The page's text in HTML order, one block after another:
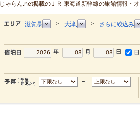
じゃらん.net掲載のＪＲ 東海道新幹線の旅館情報・オ
滋賀県 ＞ 大津 ＞ さらに絞込み